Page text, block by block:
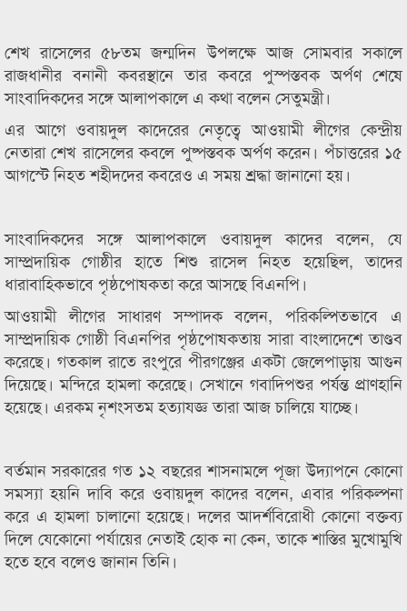
শেখ রাসেলের ৫৮তম জন্মদিন উপলক্ষে আজ সোমবার সকালে
রাজধানীর বনানী কবরস্থানে তার কবরে পুস্পস্তবক অর্পণ শেষে
সাংবাদিকদের সঙ্গে আলাপকালে এ কথা বলেন সেতুমন্ত্রী।
এর আগে ওবায়দুল কাদেরের নেতৃত্বে আওয়ামী লীগের কেন্দ্রীয়
নেতারা শেখ রাসেলের কবলে পুষ্পস্তবক অর্পণ করেন। পঁচাত্তরের ১৫
আগস্টে নিহত শহীদদের কবরেও এ সময় শ্রদ্ধা জানানো হয়।
সাংবাদিকদের সঙ্গে আলাপকালে ওবায়দুল কাদের বলেন, যে
সাম্প্রদায়িক গোষ্ঠীর হাতে শিশু রাসেল নিহত হয়েছিল, তাদের
ধারাবাহিকভাবে পৃষ্ঠপোষকতা করে আসছে বিএনপি।
আওয়ামী লীগের সাধারণ সম্পাদক বলেন, পরিকল্পিতভাবে এ
সাম্প্রদায়িক গোষ্ঠী বিএনপির পৃষ্ঠপোষকতায় সারা বাংলাদেশে তাণ্ডব
করেছে। গতকাল রাতে রংপুরে পীরগঞ্জের একটা জেলেপাড়ায় আগুন
দিয়েছে। মন্দিরে হামলা করেছে। সেখানে গবাদিপশুর পর্যন্ত প্রাণহানি
হয়েছে। এরকম নৃশংসতম হত্যাযজ্ঞ তারা আজ চালিয়ে যাচ্ছে।
বর্তমান সরকারের গত ১২ বছরের শাসনামলে পূজা উদ্যাপনে কোনো
সমস্যা হয়নি দাবি করে ওবায়দুল কাদের বলেন, এবার পরিকল্পনা
করে এ হামলা চালানো হয়েছে। দলের আদর্শবিরোধী কোনো বক্তব্য
দিলে যেকোনো পর্যায়ের নেতাই হোক না কেন, তাকে শাস্তির মুখোমুখি
হতে হবে বলেও জানান তিনি।